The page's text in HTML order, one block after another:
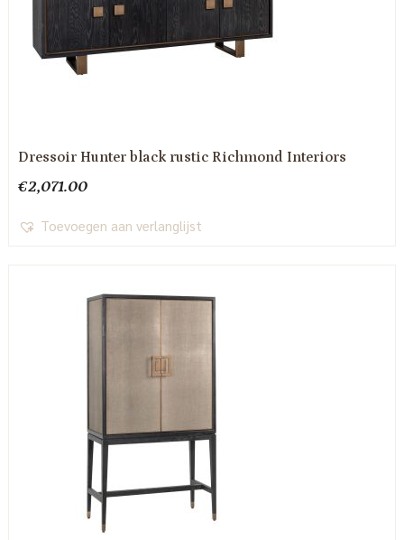
Dressoir Hunter black rustic Richmond Interiors
€2,071.00
Toevoegen aan verlanglijst